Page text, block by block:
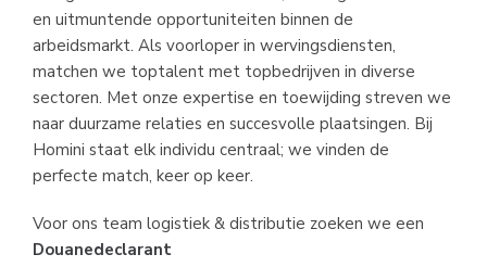
en uitmuntende opportuniteiten binnen de
arbeidsmarkt. Als voorloper in wervingsdiensten,
matchen we toptalent met topbedrijven in diverse
sectoren. Met onze expertise en toewijding streven we
naar duurzame relaties en succesvolle plaatsingen. Bij
Homini staat elk individu centraal; we vinden de
perfecte match, keer op keer.
Voor ons team logistiek & distributie zoeken we een
Douanedeclarant